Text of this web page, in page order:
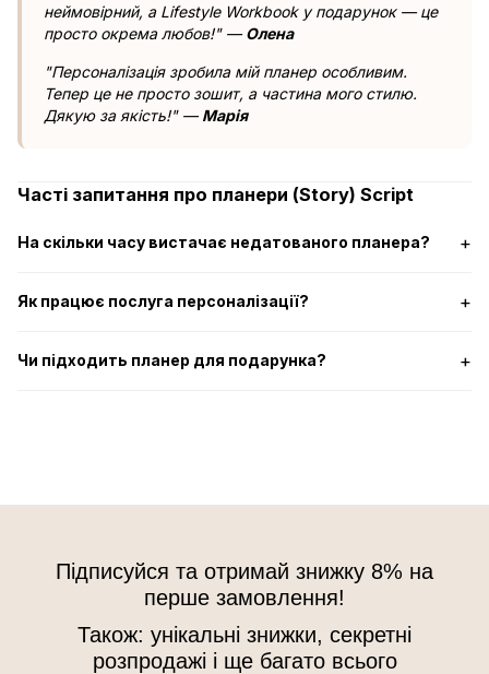
неймовірний, а Lifestyle Workbook у подарунок — це
просто окрема любов!" —Олена
"Персоналізація зробила мій планер особливим.
Тепер це не просто зошит, а частина мого стилю.
Дякую за якість!" —Марія
Часті запитання про планери (Story) Script
На скільки часу вистачає недатованого планера?
Як працює послуга персоналізації?
Чи підходить планер для подарунка?
Підписуйся та отримай знижку 8% на
перше замовлення!
Також: унікальні знижки, секретні
розпродажі і ще багато всього